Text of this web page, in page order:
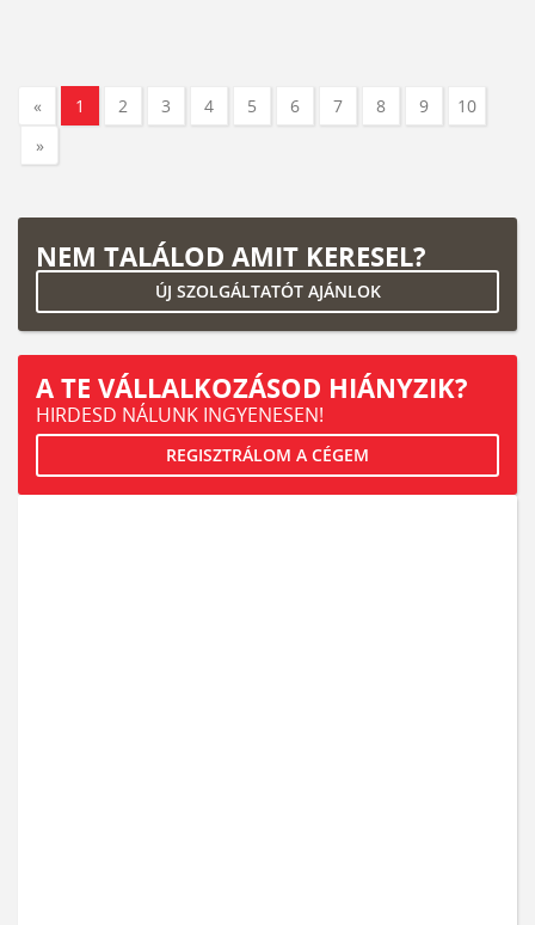
« 1 2 3 4 5 6 7 8 9
10
»
NEM TALÁLOD AMIT KERESEL?
ÚJ SZOLGÁLTATÓT AJÁNLOK
A TE VÁLLALKOZÁSOD HIÁNYZIK?
HIRDESD NÁLUNK INGYENESEN!
REGISZTRÁLOM A CÉGEM